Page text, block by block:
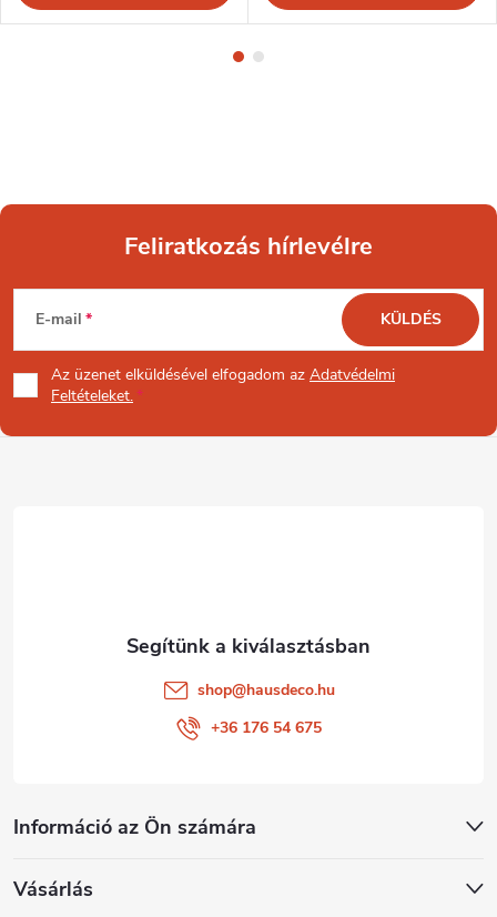
L
á
b
Feliratkozás hírlevélre
E-mail
Az üzenet elküldésével elfogadom az Adatvédelmi
Feltételeket.
KÜLDÉS
Információ az Ön számára
Vásárlás
shop@hausdeco.hu
+36 176 54 675